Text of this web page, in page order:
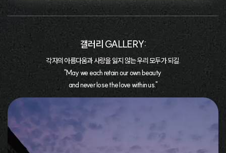
갤러리 GALLERY:
각자의 아름다움과 사랑을 잃지 않는 우리 모두가 되길.
"May we each retain our own beauty
and never lose the love within us."